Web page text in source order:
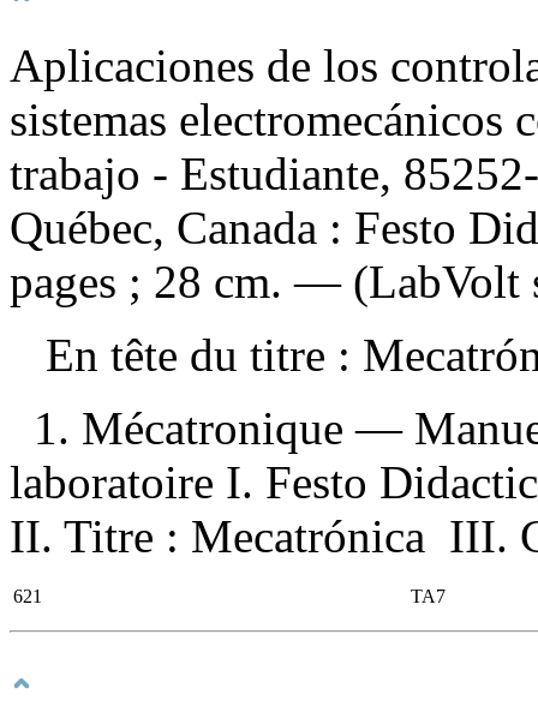
Aplicaciones de los
sistemas electromecánicos
trabajo - Estudiante,
Québec, Canada : Festo
pages ; 28 cm. — (LabVolt
En tête du titre :
1. Mécatronique —
laboratoire I. Festo
II. Titre : Mecatrónica III.
621 TA7